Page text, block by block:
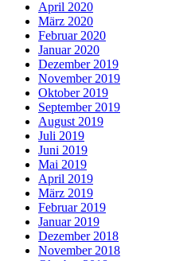
April 2020
März 2020
Februar 2020
Januar 2020
Dezember 2019
November 2019
Oktober 2019
September 2019
August 2019
Juli 2019
Juni 2019
Mai 2019
April 2019
März 2019
Februar 2019
Januar 2019
Dezember 2018
November 2018